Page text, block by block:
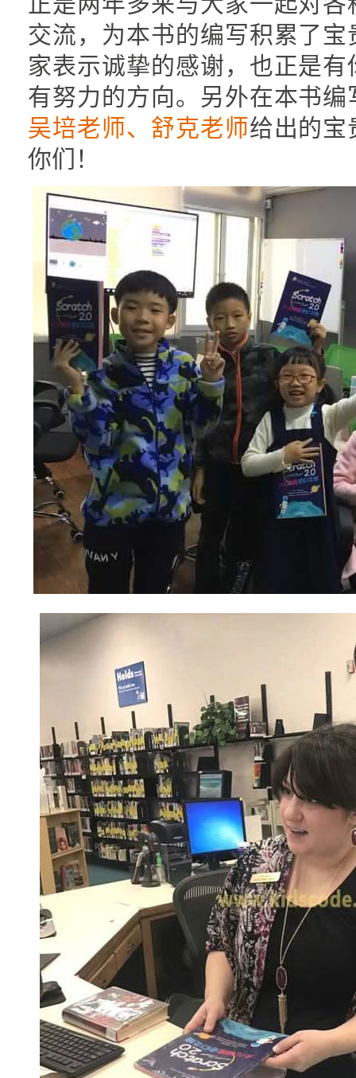
交流，为本书的编写积累了
家表示诚挚的感谢，也正是
有努力的方向。另外在本书编
吴培老师、舒克老师给出的宝
你们！